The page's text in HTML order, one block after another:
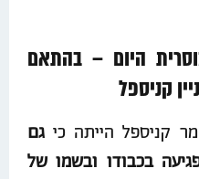
היום – בהתאם
קניספל
קניספל הייתה כי גם
בכבודו ובשמו של